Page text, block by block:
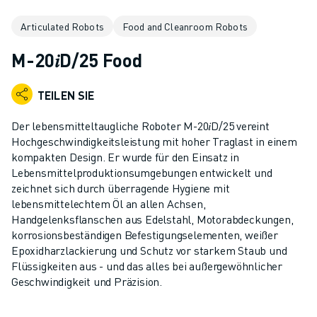
ROBOTERPALETTE
ROBOTER-ZUBEHÖR
ROBOTER-SOFTWARE
SIMULATIONSSOFTWARE
ROBOTIK-PRODUKTE FÜR DEN BILDUNGSBEREICH
ROBOTER-AUTOMATISIERUNG
KOMPAKTE CNC-BEARBEITUNGSZENTREN
ROBODRILL-FILTER
ROBODRILL KOMPAKTE CNC-BEARBEITUNGSZENTREN
ROBODRILL HARDWARE
ROBODRILL SOFTWARE
ROBODRILL VORBEUGENDE WARTUNG
ROBODRILL NACHHALTIGKEIT
ROBODRILL ROBOTER-PAKET
Articulated Robots Food and Cleanroom Robots
M-20𝑖D/25 Food
TEILEN SIE
Der lebensmitteltaugliche Roboter M-20𝑖D/25 vereint
Hochgeschwindigkeitsleistung mit hoher Traglast in einem
kompakten Design. Er wurde für den Einsatz in
Lebensmittelproduktionsumgebungen entwickelt und
zeichnet sich durch überragende Hygiene mit
lebensmittelechtem Öl an allen Achsen,
Handgelenksflanschen aus Edelstahl, Motorabdeckungen,
korrosionsbeständigen Befestigungselementen, weißer
Epoxidharzlackierung und Schutz vor starkem Staub und
Flüssigkeiten aus - und das alles bei außergewöhnlicher
Geschwindigkeit und Präzision.